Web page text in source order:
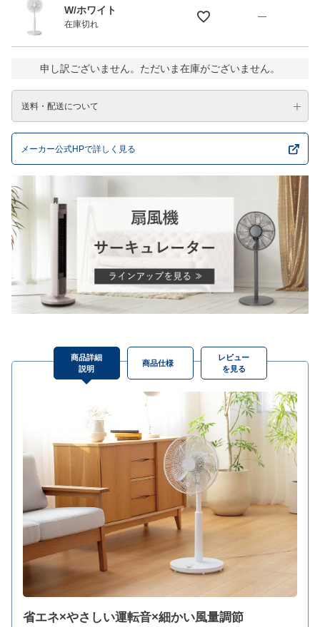
W/ホワイト
在庫切れ
—
申し訳ございません。ただいま在庫がございません。
送料・配送について
メーカー公式HPで詳しく見る
商品詳細
説明
省エネ×やさしい運転音×細かい風量調節
商品仕様
レビュー
を見る